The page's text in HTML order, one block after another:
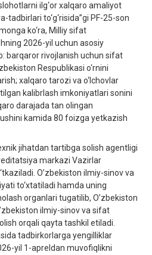
ilg‘or xalqaro amaliyot
tadbirlari to‘g‘risida”gi PF-25-son
ko‘ra, Milliy sifat
2026-yil uchun asosiy
barqaror rivojlanish uchun sifat
Respublikasi o‘rnini
xalqaro tarozi va o‘lchovlar
kalibrlash imkoniyatlari sonini
darajada tan olingan
kamida 80 foizga yetkazish
jihatdan tartibga solish agentligi
markazi Vazirlar
O’zbekiston ilmiy-sinov va
to‘xtatiladi hamda uning
organlari tugatilib, O’zbekiston
ilmiy-sinov va sifat
orqali qayta tashkil etiladi.
tadbirkorlarga yengilliklar
yil 1-apreldan muvofiqlikni